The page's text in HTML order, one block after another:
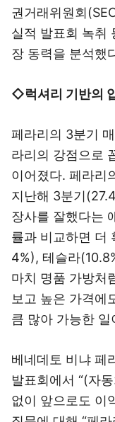
권거래위원회
실적 발표회 녹취
장 동력을 분석했
◇럭셔리 기반의
페라리의 3분기
라리의 강점으로
이어졌다. 페라리
지난해 3분기
장사를 잘했다는
률과 비교하면 더
4%), 테슬라
마치 명품 가방처
보고 높은 가격에
큼 많아 가능한 일
베네데토 비냐 페
발표회에서 “(자
없이 앞으로도 이